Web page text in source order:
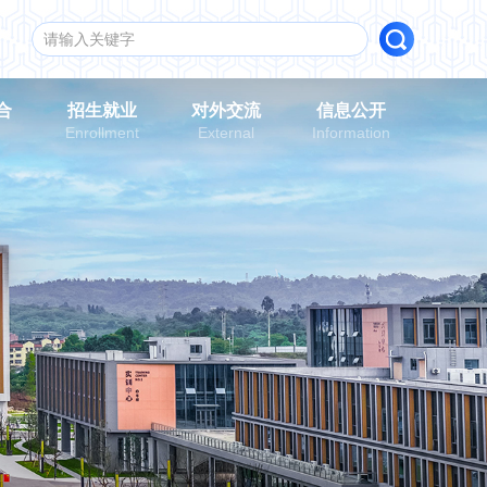
招生就业
Enrollment
对外交流
External
信息公开
Information